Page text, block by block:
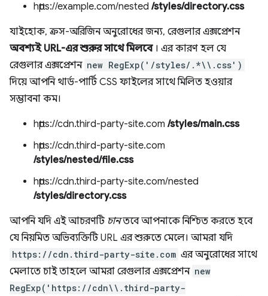
https://example.com/nested /styles/directory.css
যাইহোক, ক্রস-অরিজিন অনুরোধের জন্য, রেগুলার এক্সপ্রেশন
অবশ্যই URL-এর শুরুর সাথে মিলবে। এর কারণ হল যে
রেগুলার এক্সপ্রেশন new RegExp('/styles/.*\\.css')
দিয়ে আপনি থার্ড-পার্টি CSS ফাইলের সাথে মিলিত হওয়ার
সম্ভাবনা কম।
https://cdn.third-party-site.com /styles/main.css
https://cdn.third-party-site.com
/styles/nested/file.css
https://cdn.third-party-site.com/nested
/styles/directory.css
আপনি যদি এই আচরণটি চানতবে আপনাকে নিশ্চিত করতে হবে
যে নিয়মিত অভিব্যক্তিটি URL এর শুরুতে মেলে। আমরা যদি
https://cdn.third-party-site.com এর অনুরোধের সাথে
মেলাতে চাই তাহলে আমরা রেগুলার এক্সপ্রেশন new
RegExp('https://cdn\\.third-party-